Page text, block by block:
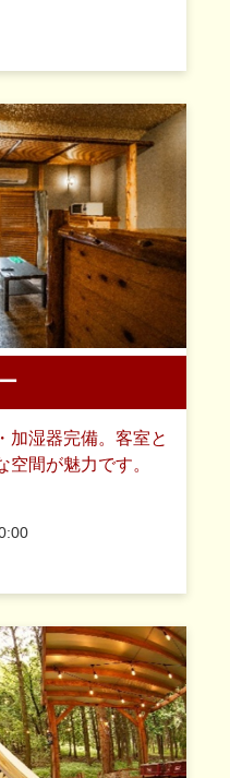
加湿器完備。客室と
空間が魅力です。